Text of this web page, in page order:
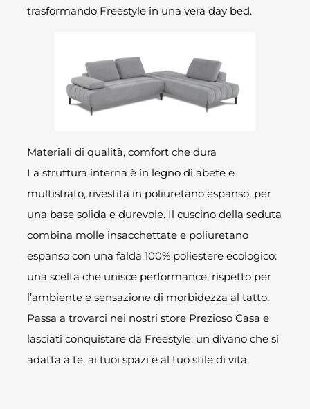
trasformando Freestyle in una vera day bed.
Materiali di qualità, comfort che dura
La struttura interna è in legno di abete e
multistrato, rivestita in poliuretano espanso, per
una base solida e durevole. Il cuscino della seduta
combina molle insacchettate e poliuretano
espanso con una falda 100% poliestere ecologico:
una scelta che unisce performance, rispetto per
l’ambiente e sensazione di morbidezza al tatto.
Passa a trovarci nei nostri store Prezioso Casa e
lasciati conquistare da Freestyle: un divano che si
adatta a te, ai tuoi spazi e al tuo stile di vita.